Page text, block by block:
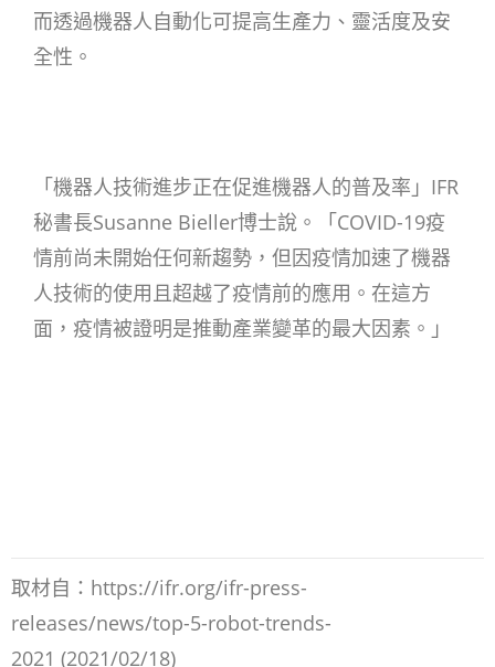
而透過機器人自動化可提高生產力、靈活度及安
全性。
「機器人技術進步正在促進機器人的普及率」IFR
秘書長Susanne Bieller博士說。「COVID-19疫
情前尚未開始任何新趨勢，但因疫情加速了機器
人技術的使用且超越了疫情前的應用。在這方
面，疫情被證明是推動產業變革的最大因素。」
取材自：https://ifr.org/ifr-press-
releases/news/top-5-robot-trends-
2021 (2021/02/18)